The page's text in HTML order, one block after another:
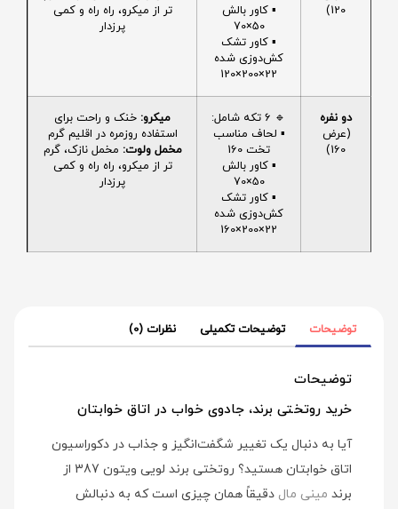
120)
▪️ کاور بالش
50×70
▪️ کاور تشک
کش‌دوزی شده
22×200×120
تر از میکرو، راه راه و کمی
پرزدار
دو نفره
(عرض
160)
🔹 6 تکه شامل:
▪️ لحاف مناسب
تخت 160
▪️ کاور بالش
50×70
▪️ کاور تشک
کش‌دوزی شده
22×200×160
میکرو: خنک و راحت برای
استفاده روزمره در اقلیم گرم
مخمل ولوت: مخمل نازک، گرم
تر از میکرو، راه راه و کمی
پرزدار
توضیحات توضیحات تکمیلی نظرات (0)
توضیحات
خرید روتختی برند، جادوی خواب در اتاق خوابتان
آیا به دنبال یک تغییر شگفت‌انگیز و جذاب در دکوراسیون
اتاق خوابتان هستید؟ روتختی برند لویی ویتون 387 از
برند مینی مال دقیقاً همان چیزی است که به دنبالش